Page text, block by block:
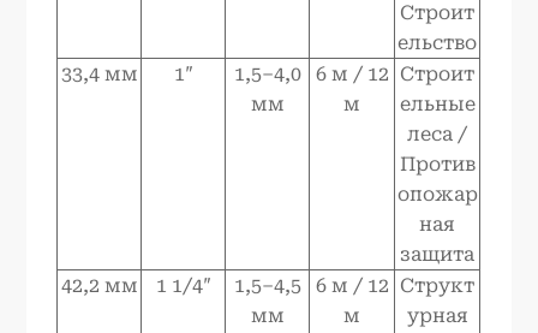
Строит
ельство
33,4 мм
1″
1,5–4,0
мм
6 м / 12
м
Строит
ельные
леса /
Против
опожар
ная
защита
42,2 мм
1 1/4″
1,5–4,5
мм
6 м / 12
м
Структ
урная